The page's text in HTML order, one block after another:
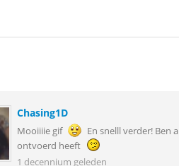
Chasing1D
Mooiiiie gif
En snelll verder! Ben
ontvoerd heeft
1 decennium geleden